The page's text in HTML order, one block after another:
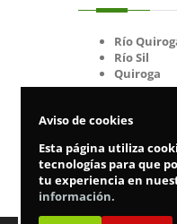
Río
Río Sil
Quiroga
Si está de visita
Aviso de cookies
Esta página utiliza
tecnologías para que
tu experiencia en
información.